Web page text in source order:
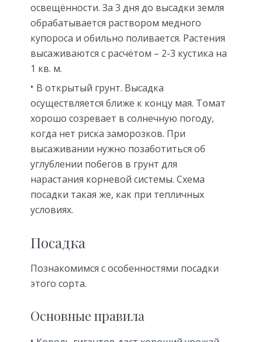
освещённости. За 3 дня до высадки земля
обрабатывается раствором медного
купороса и обильно поливается. Растения
высаживаются с расчётом – 2-3 кустика на
1 кв. м.
В открытый грунт. Высадка
осуществляется ближе к концу мая. Томат
хорошо созревает в солнечную погоду,
когда нет риска заморозков. При
высаживании нужно позаботиться об
углублении побегов в грунт для
нарастания корневой системы. Схема
посадки такая же, как при тепличных
условиях.
Посадка
Познакомимся с особенностями посадки
этого сорта.
Основные правила